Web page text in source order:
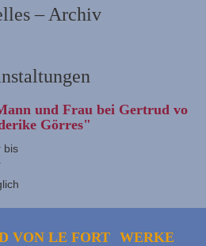
– Archiv
und Frau bei Gertrud vo
Görres"
bis
VON LE FORT WERKE